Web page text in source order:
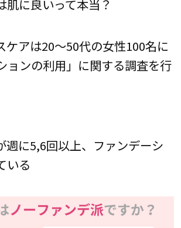
肌に良いって本当？
ケアは20～50代の女性100名に
ョンの利用」に関する調査を行
週に5,6回以上、ファンデーシ
いる